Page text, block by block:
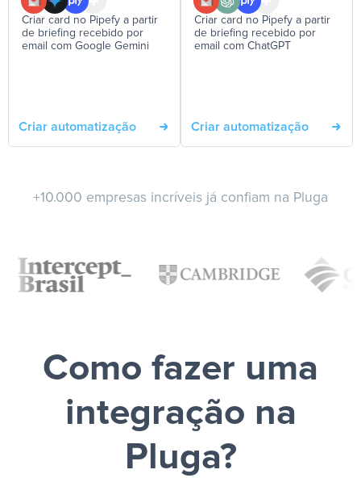
Criar card no Pipefy a partir
de briefing recebido por
email com Google Gemini
Criar automatização
Criar card no Pipefy a partir
de briefing recebido por
email com ChatGPT
Criar automatização
+10.000 empresas incríveis já confiam na Pluga
Como fazer uma
integração na
Pluga?